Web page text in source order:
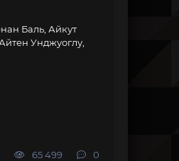
Баль, Айкут
Унджуоглу,
65 499 0